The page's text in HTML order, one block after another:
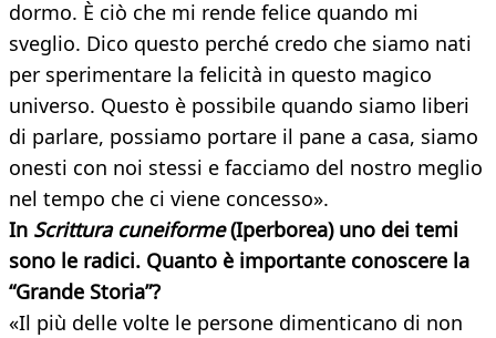
dormo. È ciò che mi rende felice quando mi
sveglio. Dico questo perché credo che siamo nati
per sperimentare la felicità in questo magico
universo. Questo è possibile quando siamo liberi
di parlare, possiamo portare il pane a casa, siamo
onesti con noi stessi e facciamo del nostro meglio
nel tempo che ci viene concesso».
In Scrittura cuneiforme (Iperborea) uno dei temi
sono le radici. Quanto è importante conoscere la
“Grande Storia”?
«Il più delle volte le persone dimenticano di non